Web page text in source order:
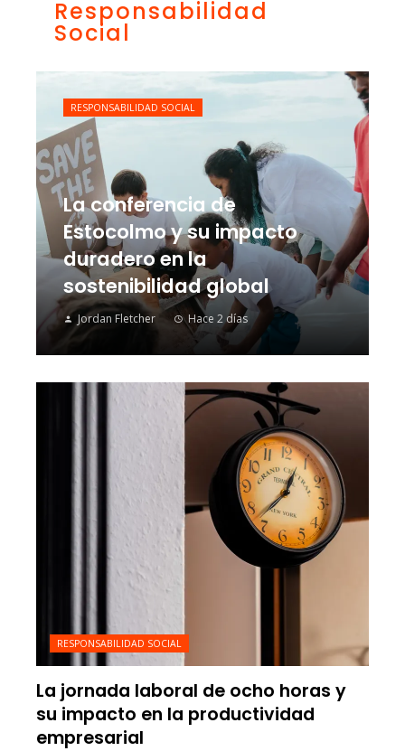
Responsabilidad
Social
La conferencia de
Estocolmo y su impacto
duradero en la
sostenibilidad global
Jordan Fletcher Hace 2 días
RESPONSABILIDAD SOCIAL
RESPONSABILIDAD SOCIAL
La jornada laboral de ocho horas y
su impacto en la productividad
empresarial